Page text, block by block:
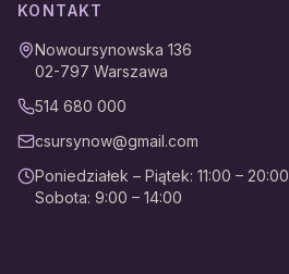
KONTAKT
Nowoursynowska 136
02-797 Warszawa
514 680 000
csursynow@gmail.com
Poniedziałek – Piątek: 11:00 – 20:00
Sobota: 9:00 – 14:00